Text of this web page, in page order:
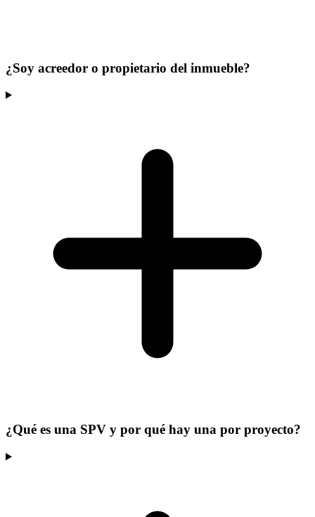
¿Soy acreedor o propietario del inmueble?
¿Qué es una SPV y por qué hay una por proyecto?